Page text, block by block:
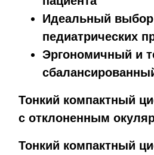
Идеальный
педиатрических
Эргономичный и
Тонкий компактный
с отклоненным
Тонкий компактный